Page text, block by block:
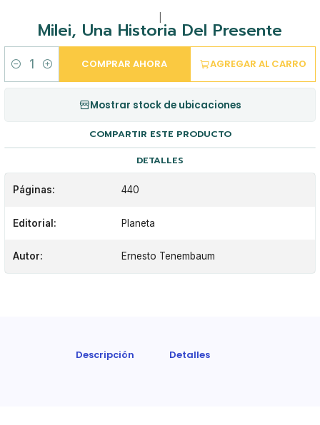
Milei, Una Historia Del Presente
Cantidad
AGREGAR AL CARRO
COMPRAR AHORA
Mostrar stock de ubicaciones
COMPARTIR ESTE PRODUCTO
DETALLES
Páginas: 440
Editorial: Planeta
Autor: Ernesto Tenembaum
Descripción Detalles